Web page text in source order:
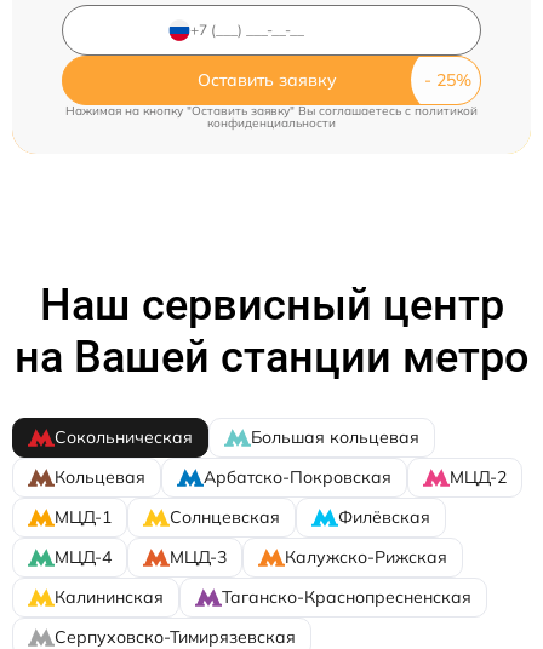
Оставить заявку
Нажимая на кнопку "Оставить заявку" Вы соглашаетесь cполитикой
конфиденциальности
Наш сервисный центр
на Вашей станции метро
Сокольническая
Большая кольцевая
Кольцевая
Арбатско-Покровская
МЦД-2
МЦД-1
Солнцевская
Филёвская
МЦД-4
МЦД-3
Калужско-Рижская
Калининская
Таганско-Краснопресненская
Серпуховско-Тимирязевская